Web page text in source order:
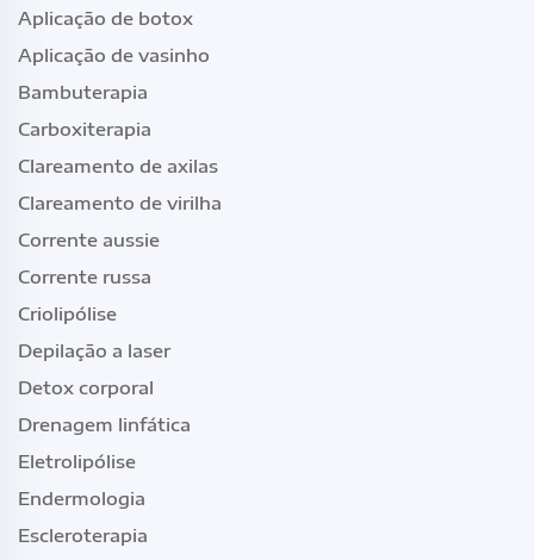
Aplicação de botox
Aplicação de vasinho
Bambuterapia
Carboxiterapia
Clareamento de axilas
Clareamento de virilha
Corrente aussie
Corrente russa
Criolipólise
Depilação a laser
Detox corporal
Drenagem linfática
Eletrolipólise
Endermologia
Escleroterapia